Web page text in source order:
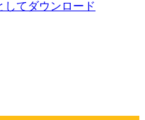
してダウンロード